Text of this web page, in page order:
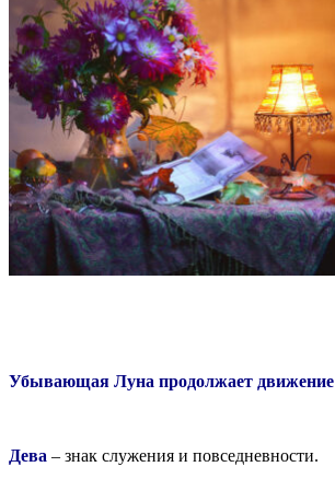
Убывающая Луна продолжает движение
Дева – знак служения и повседневности.